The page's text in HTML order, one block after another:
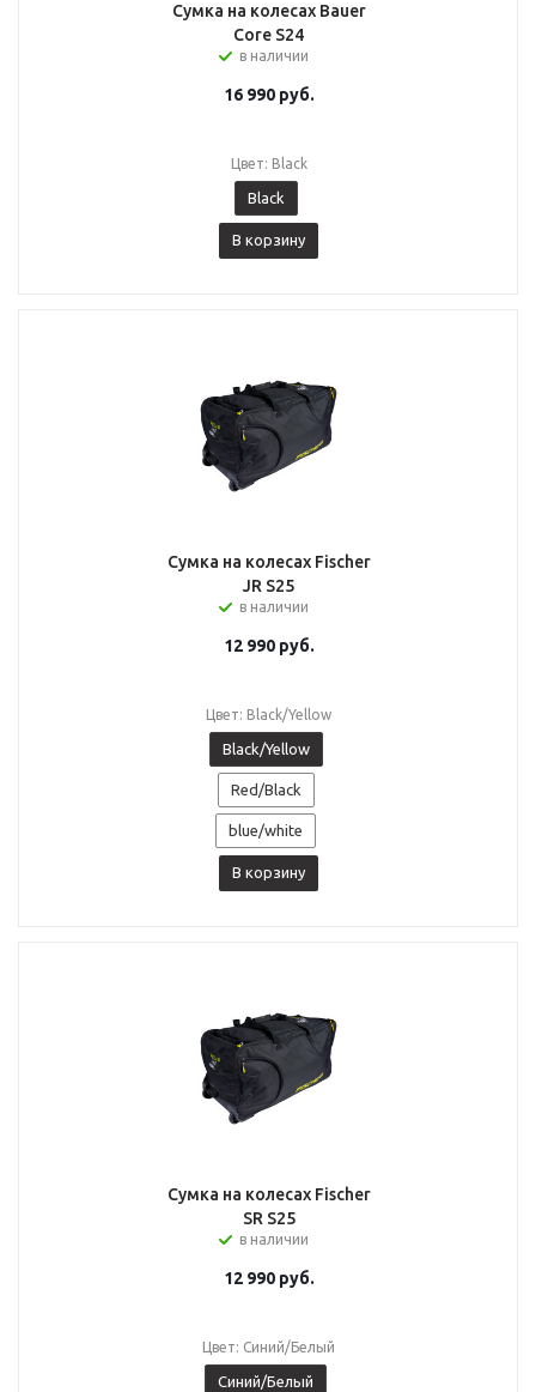
Сумка на колесах Bauer
Core S24
в наличии
16 990руб.
Цвет: Black
Black
В корзину
Сумка на колесах Fischer
JR S25
в наличии
12 990руб.
Цвет: Black/Yellow
Black/Yellow
Red/Black
blue/white
В корзину
Сумка на колесах Fischer
SR S25
в наличии
12 990руб.
Цвет: Синий/Белый
Синий/Белый